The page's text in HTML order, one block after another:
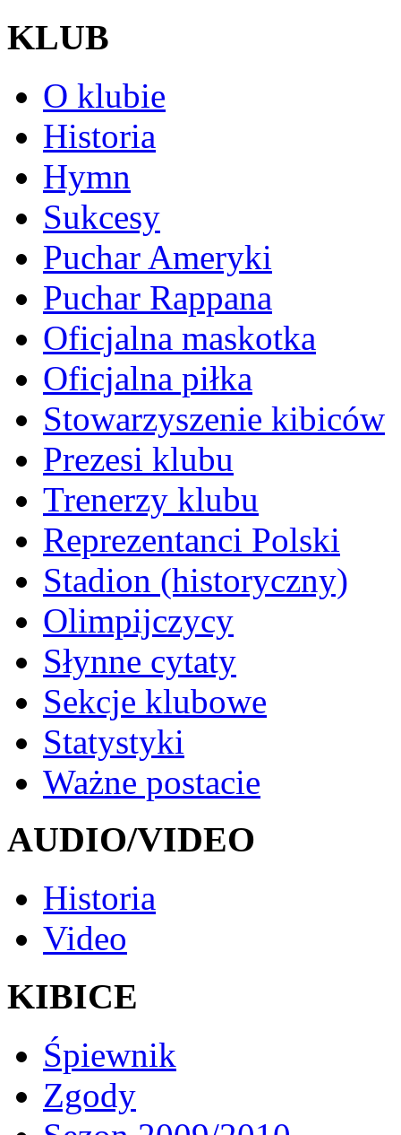
KLUB
O klubie
Historia
Hymn
Sukcesy
Puchar Ameryki
Puchar Rappana
Oficjalna maskotka
Oficjalna piłka
Stowarzyszenie kibiców
Prezesi klubu
Trenerzy klubu
Reprezentanci Polski
Stadion (historyczny)
Olimpijczycy
Słynne cytaty
Sekcje klubowe
Statystyki
Ważne postacie
AUDIO/VIDEO
Historia
Video
KIBICE
Śpiewnik
Zgody